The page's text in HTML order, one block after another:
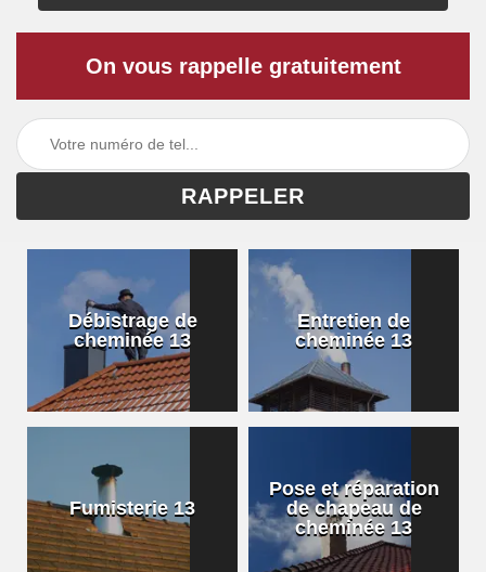
On vous rappelle gratuitement
Débistrage de
cheminée 13
Entretien de
cheminée 13
Fumisterie 13
Pose et réparation
de chapeau de
cheminée 13